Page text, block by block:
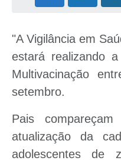
"A Vigilância em
estará realizando
Multivacinação
setembro.
Pais
atualização da
adolescentes de